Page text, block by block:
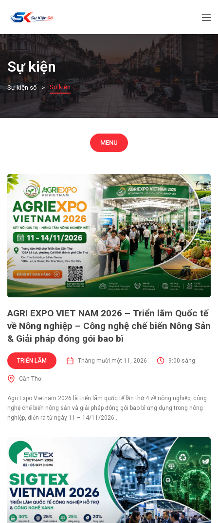
Sự kiện
Sự kiện số Sự kiện
MENU
AGRI EXPO VIET NAM 2026 – Triển lãm Quốc tế
về Nông nghiệp – Công nghệ chế biến Nông Sản
& Giải pháp đóng gói bao bì
TRIỂN LÃM Tháng mười một 11, 2026 9:00 sáng
Cần Thơ
Agri Expo Vietnam 2026 là triển lãm quốc tế lần thứ 4 về nông nghiệp, công
nghệ chế biến nông sản và giải pháp đóng gói bao bì ứng dụng trong nông
nghiệp, diễn ra từ ngày 11 – 14/11/2026...